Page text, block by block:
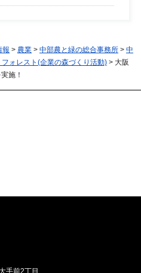
報 > 農業 > 中部農と緑の総合事務所 > 中
フォレスト(企業の森づくり活動) > 大阪
施！
手前2丁目